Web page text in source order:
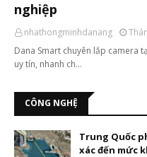
nghiệp
nhathongminhdanang
Dana Smart chuyên lắp camera
uy tín, nhanh ch…
CÔNG NGHỆ
Trung Quốc
xác đến mức